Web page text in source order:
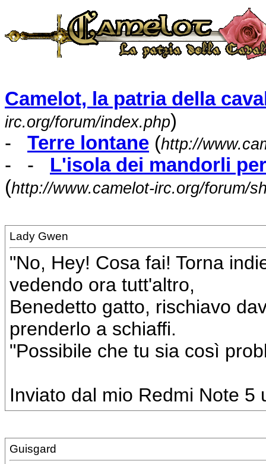
Camelot, la patria della
irc.org/forum/index.php)
- Terre lontane (http://
- - L'isola dei mandorli
(http://www.camelot-irc.org/forum/
Lady Gwen
"No, Hey! Cosa fai! Torna
vedendo ora tutt'altro,
Benedetto gatto, rischiavo
prenderlo a schiaffi.
"Possibile che tu sia così
Inviato dal mio Redmi Note 5
Guisgard